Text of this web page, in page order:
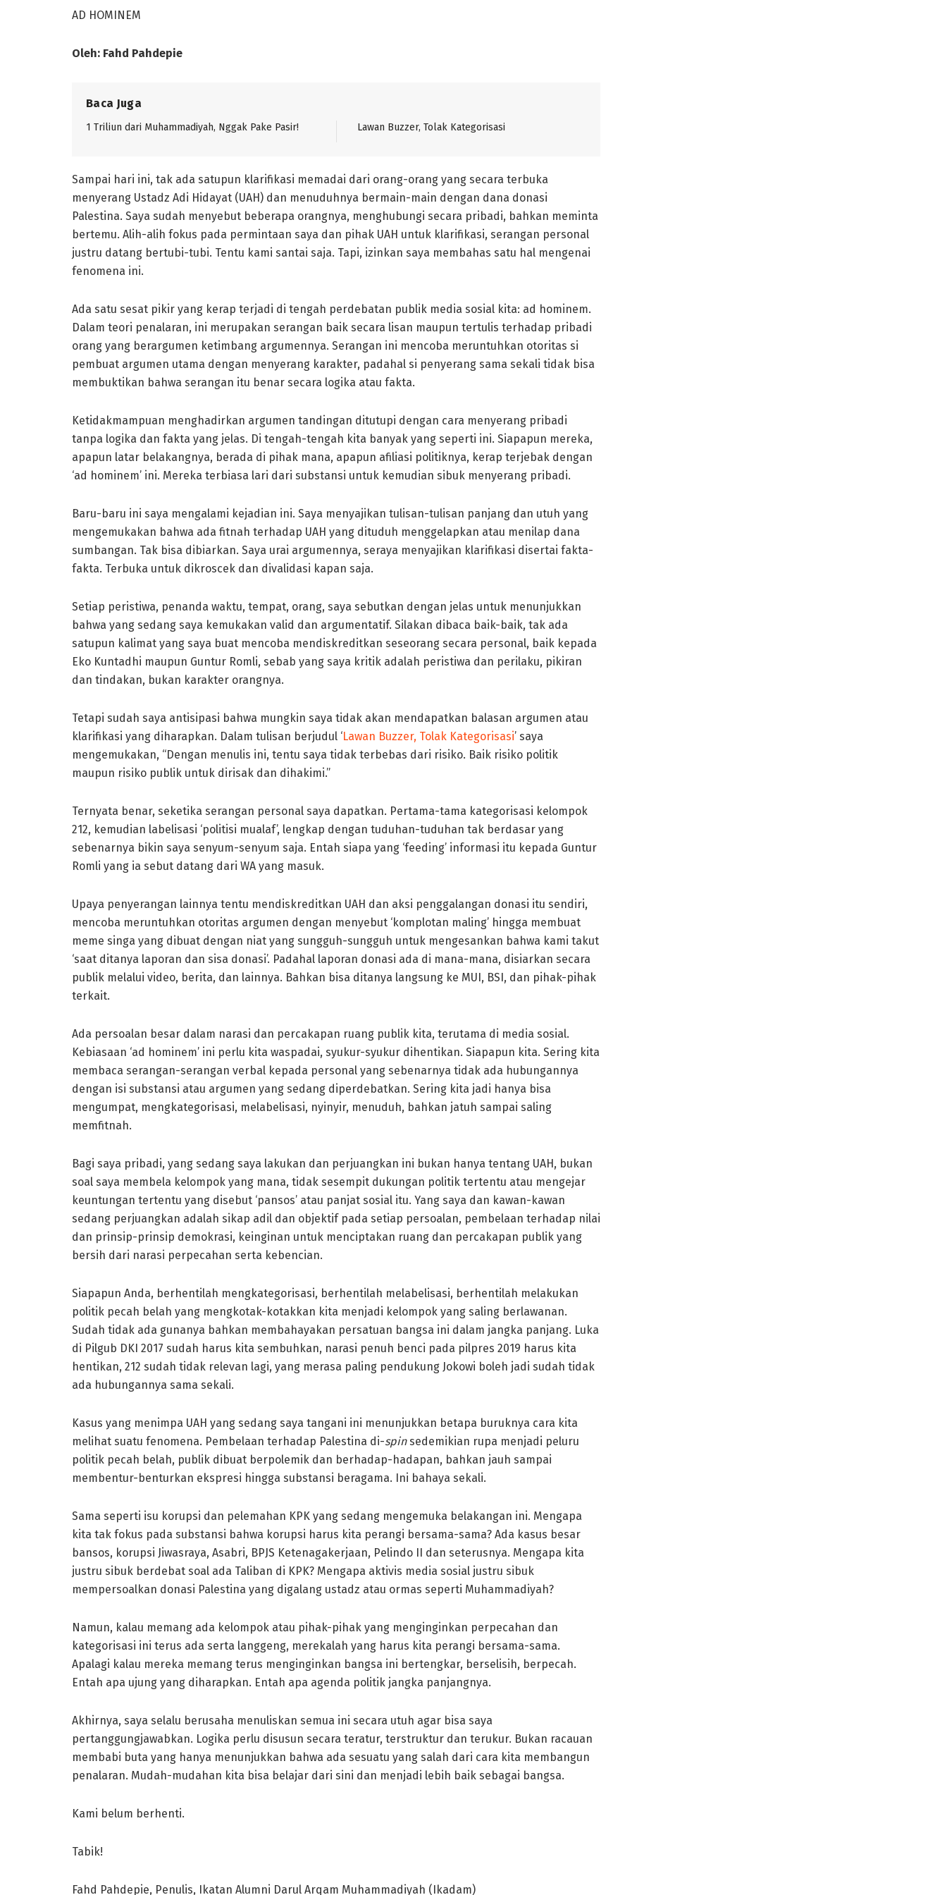
AD HOMINEM
Oleh: Fahd Pahdepie
Baca Juga
1 Triliun dari Muhammadiyah, Nggak Pake Pasir! Lawan Buzzer, Tolak Kategorisasi
Sampai hari ini, tak ada satupun klarifikasi memadai dari orang-orang yang secara terbuka
menyerang Ustadz Adi Hidayat (UAH) dan menuduhnya bermain-main dengan dana donasi
Palestina. Saya sudah menyebut beberapa orangnya, menghubungi secara pribadi, bahkan meminta
bertemu. Alih-alih fokus pada permintaan saya dan pihak UAH untuk klarifikasi, serangan personal
justru datang bertubi-tubi. Tentu kami santai saja. Tapi, izinkan saya membahas satu hal mengenai
fenomena ini.
Ada satu sesat pikir yang kerap terjadi di tengah perdebatan publik media sosial kita: ad hominem.
Dalam teori penalaran, ini merupakan serangan baik secara lisan maupun tertulis terhadap pribadi
orang yang berargumen ketimbang argumennya. Serangan ini mencoba meruntuhkan otoritas si
pembuat argumen utama dengan menyerang karakter, padahal si penyerang sama sekali tidak bisa
membuktikan bahwa serangan itu benar secara logika atau fakta.
Ketidakmampuan menghadirkan argumen tandingan ditutupi dengan cara menyerang pribadi
tanpa logika dan fakta yang jelas. Di tengah-tengah kita banyak yang seperti ini. Siapapun mereka,
apapun latar belakangnya, berada di pihak mana, apapun afiliasi politiknya, kerap terjebak dengan
‘ad hominem’ ini. Mereka terbiasa lari dari substansi untuk kemudian sibuk menyerang pribadi.
Baru-baru ini saya mengalami kejadian ini. Saya menyajikan tulisan-tulisan panjang dan utuh yang
mengemukakan bahwa ada fitnah terhadap UAH yang dituduh menggelapkan atau menilap dana
sumbangan. Tak bisa dibiarkan. Saya urai argumennya, seraya menyajikan klarifikasi disertai fakta-
fakta. Terbuka untuk dikroscek dan divalidasi kapan saja.
Setiap peristiwa, penanda waktu, tempat, orang, saya sebutkan dengan jelas untuk menunjukkan
bahwa yang sedang saya kemukakan valid dan argumentatif. Silakan dibaca baik-baik, tak ada
satupun kalimat yang saya buat mencoba mendiskreditkan seseorang secara personal, baik kepada
Eko Kuntadhi maupun Guntur Romli, sebab yang saya kritik adalah peristiwa dan perilaku, pikiran
dan tindakan, bukan karakter orangnya.
Tetapi sudah saya antisipasi bahwa mungkin saya tidak akan mendapatkan balasan argumen atau
klarifikasi yang diharapkan. Dalam tulisan berjudul ‘Lawan Buzzer, Tolak Kategorisasi’ saya
mengemukakan, “Dengan menulis ini, tentu saya tidak terbebas dari risiko. Baik risiko politik
maupun risiko publik untuk dirisak dan dihakimi.”
Ternyata benar, seketika serangan personal saya dapatkan. Pertama-tama kategorisasi kelompok
212, kemudian labelisasi ‘politisi mualaf’, lengkap dengan tuduhan-tuduhan tak berdasar yang
sebenarnya bikin saya senyum-senyum saja. Entah siapa yang ‘feeding’ informasi itu kepada Guntur
Romli yang ia sebut datang dari WA yang masuk.
Upaya penyerangan lainnya tentu mendiskreditkan UAH dan aksi penggalangan donasi itu sendiri,
mencoba meruntuhkan otoritas argumen dengan menyebut ‘komplotan maling’ hingga membuat
meme singa yang dibuat dengan niat yang sungguh-sungguh untuk mengesankan bahwa kami takut
‘saat ditanya laporan dan sisa donasi’. Padahal laporan donasi ada di mana-mana, disiarkan secara
publik melalui video, berita, dan lainnya. Bahkan bisa ditanya langsung ke MUI, BSI, dan pihak-pihak
terkait.
Ada persoalan besar dalam narasi dan percakapan ruang publik kita, terutama di media sosial.
Kebiasaan ‘ad hominem’ ini perlu kita waspadai, syukur-syukur dihentikan. Siapapun kita. Sering kita
membaca serangan-serangan verbal kepada personal yang sebenarnya tidak ada hubungannya
dengan isi substansi atau argumen yang sedang diperdebatkan. Sering kita jadi hanya bisa
mengumpat, mengkategorisasi, melabelisasi, nyinyir, menuduh, bahkan jatuh sampai saling
memfitnah.
Bagi saya pribadi, yang sedang saya lakukan dan perjuangkan ini bukan hanya tentang UAH, bukan
soal saya membela kelompok yang mana, tidak sesempit dukungan politik tertentu atau mengejar
keuntungan tertentu yang disebut ‘pansos’ atau panjat sosial itu. Yang saya dan kawan-kawan
sedang perjuangkan adalah sikap adil dan objektif pada setiap persoalan, pembelaan terhadap nilai
dan prinsip-prinsip demokrasi, keinginan untuk menciptakan ruang dan percakapan publik yang
bersih dari narasi perpecahan serta kebencian.
Siapapun Anda, berhentilah mengkategorisasi, berhentilah melabelisasi, berhentilah melakukan
politik pecah belah yang mengkotak-kotakkan kita menjadi kelompok yang saling berlawanan.
Sudah tidak ada gunanya bahkan membahayakan persatuan bangsa ini dalam jangka panjang. Luka
di Pilgub DKI 2017 sudah harus kita sembuhkan, narasi penuh benci pada pilpres 2019 harus kita
hentikan, 212 sudah tidak relevan lagi, yang merasa paling pendukung Jokowi boleh jadi sudah tidak
ada hubungannya sama sekali.
Kasus yang menimpa UAH yang sedang saya tangani ini menunjukkan betapa buruknya cara kita
melihat suatu fenomena. Pembelaan terhadap Palestina di-spinsedemikian rupa menjadi peluru
politik pecah belah, publik dibuat berpolemik dan berhadap-hadapan, bahkan jauh sampai
membentur-benturkan ekspresi hingga substansi beragama. Ini bahaya sekali.
Sama seperti isu korupsi dan pelemahan KPK yang sedang mengemuka belakangan ini. Mengapa
kita tak fokus pada substansi bahwa korupsi harus kita perangi bersama-sama? Ada kasus besar
bansos, korupsi Jiwasraya, Asabri, BPJS Ketenagakerjaan, Pelindo II dan seterusnya. Mengapa kita
justru sibuk berdebat soal ada Taliban di KPK? Mengapa aktivis media sosial justru sibuk
mempersoalkan donasi Palestina yang digalang ustadz atau ormas seperti Muhammadiyah?
Namun, kalau memang ada kelompok atau pihak-pihak yang menginginkan perpecahan dan
kategorisasi ini terus ada serta langgeng, merekalah yang harus kita perangi bersama-sama.
Apalagi kalau mereka memang terus menginginkan bangsa ini bertengkar, berselisih, berpecah.
Entah apa ujung yang diharapkan. Entah apa agenda politik jangka panjangnya.
Akhirnya, saya selalu berusaha menuliskan semua ini secara utuh agar bisa saya
pertanggungjawabkan. Logika perlu disusun secara teratur, terstruktur dan terukur. Bukan racauan
membabi buta yang hanya menunjukkan bahwa ada sesuatu yang salah dari cara kita membangun
penalaran. Mudah-mudahan kita bisa belajar dari sini dan menjadi lebih baik sebagai bangsa.
Kami belum berhenti.
Tabik!
Fahd Pahdepie, Penulis, Ikatan Alumni Darul Arqam Muhammadiyah (Ikadam)